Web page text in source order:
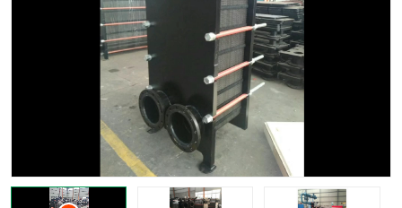
智能供水设备 锅炉辅机设备
非标加工设备